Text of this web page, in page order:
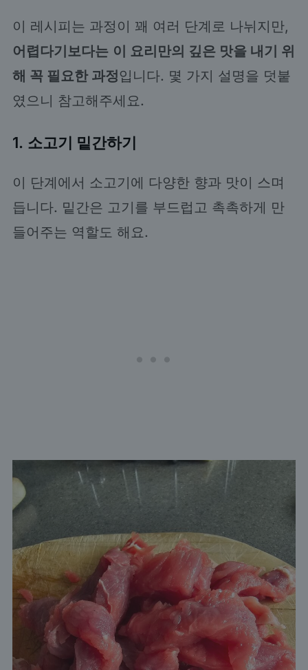
이 레시피는 과정이 꽤 여러 단계로 나뉘지만,
어렵다기보다는 이 요리만의 깊은 맛을 내기 위
해 꼭 필요한 과정입니다. 몇 가지 설명을 덧붙
였으니 참고해주세요.
1. 소고기 밑간하기
이 단계에서 소고기에 다양한 향과 맛이 스며
듭니다. 밑간은 고기를 부드럽고 촉촉하게 만
들어주는 역할도 해요.